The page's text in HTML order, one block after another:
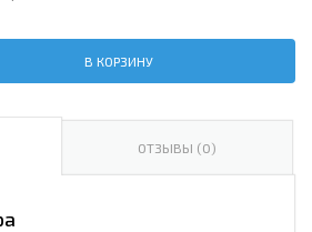
В КОРЗИНУ
ОТЗЫВЫ (0)